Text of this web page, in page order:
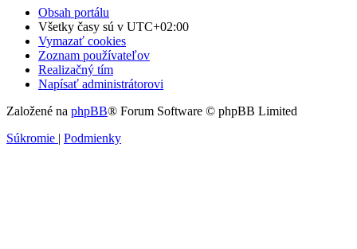
Obsah portálu
Všetky časy sú v UTC+02:00
Vymazať cookies
Zoznam používateľov
Realizačný tím
Napísať administrátorovi
Založené na phpBB® Forum Software © phpBB Limited
Súkromie | Podmienky